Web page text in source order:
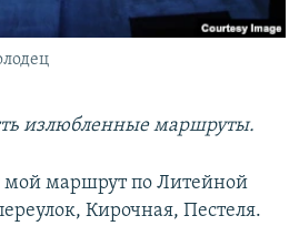
излюбленные маршруты.
мой маршрут по Литейной
Кирочная, Пестеля.